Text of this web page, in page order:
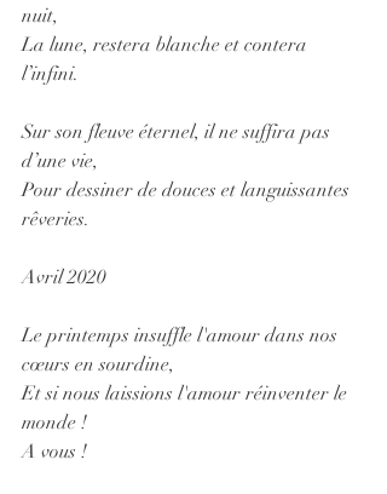
nuit,
La lune, restera blanche et contera
l’infini.
Sur son fleuve éternel, il ne suffira pas
d’une vie,
Pour dessiner de douces et languissantes
rêveries.
Avril 2020
Le printemps insuffle l'amour dans nos
cœurs en sourdine,
Et si nous laissions l'amour réinventer le
monde !
A vous !